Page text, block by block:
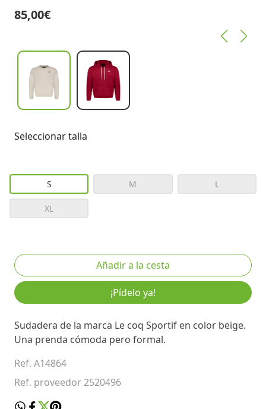
85,00€
Seleccionar talla
S M L
XL
¡Pídelo ya!
Sudadera de la marca Le coq Sportif en color beige.
Una prenda cómoda pero formal.
Ref. A14864
Ref. proveedor 2520496